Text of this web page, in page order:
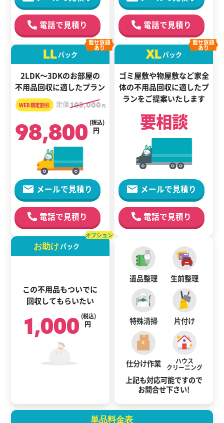
電話で見積り 電話で見積り
LLパック
2LDK～3DKのお部屋の
不用品回収に適したプラン
載せ放題
あり
定価103,000 円
98,800 円
(税込)
メールで見積り
電話で見積り
XLパック
ゴミ屋敷や物屋敷など家全
体の不用品回収に適したプ
ランをご提案いたします
載せ放題
あり
要相談
メールで見積り
電話で見積り
お助けパック
この不用品もついでに
回収してもらいたい
オプション
1,000 円
(税込)
遺品整理 生前整理
特殊清掃 片付け
仕分け作業 ハウス
クリーニング
上記も対応可能ですので
お問合せ下さい!
単品料金表